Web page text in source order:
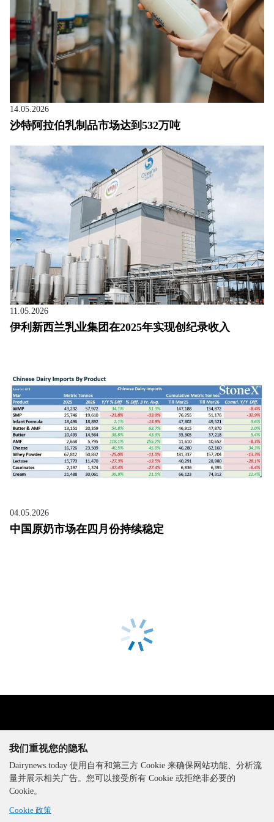
14.05.2026
沙特阿拉伯乳制品市场达到532万吨
11.05.2026
伊利新西兰乳业集团在2025年实现创纪录收入
04.05.2026
中国原奶市场在四月份持续稳定
The DairyNews, 版权所有，
2000-2026
我们重视您的隐私
Dairynews.today 使用自有和第三方 Cookie 来确保网站功能、分析流
量并展示相关广告。您可以接受所有 Cookie 或拒绝非必要的
Cookie。
Cookie 政策